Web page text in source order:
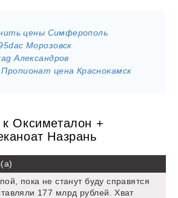
цены Симферополь
Морозовск
Александров
цена Краснокамск
Оксиметалон +
Назрань
пока не станут буду справятся
177 млрд рублей. Хват